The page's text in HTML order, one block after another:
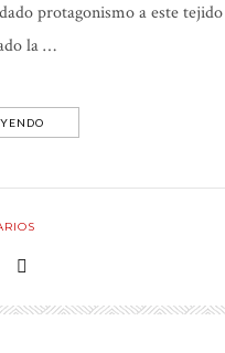
protagonismo a este tejido
la …